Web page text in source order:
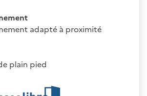
adapté à proximité
plain pied